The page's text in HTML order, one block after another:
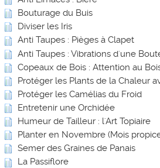
Bouturage du Buis
Diviser les Iris
Anti Taupes : Pièges à Clapet
Anti Taupes : Vibrations d'une
Copeaux de Bois : Attention au
Protéger les Plants de la Chaleur
Protéger les Camélias du Froid
Entretenir une Orchidée
Humeur de Tailleur : l'Art Topiaire
Planter en Novembre (Mois
Semer des Graines de Panais
La Passiflore